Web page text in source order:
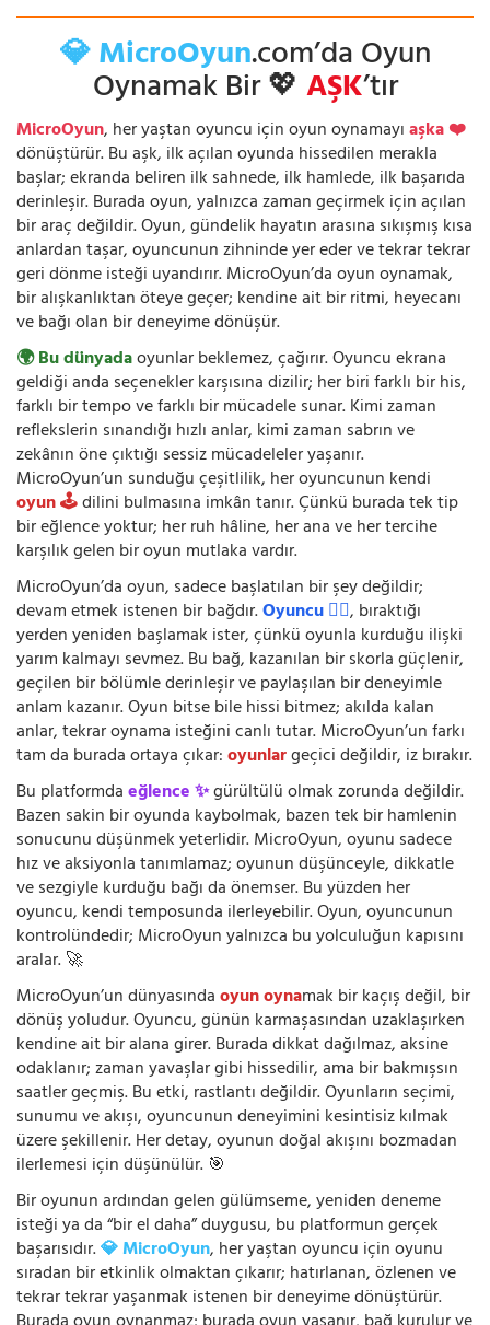
💎 MicroOyun.com’da Oyun
Oynamak Bir 💖AŞK’tır
MicroOyun, her yaştan oyuncu için oyun oynamayıaşka ❤️
dönüştürür. Bu aşk, ilk açılan oyunda hissedilen merakla
başlar; ekranda beliren ilk sahnede, ilk hamlede, ilk başarıda
derinleşir. Burada oyun, yalnızca zaman geçirmek için açılan
bir araç değildir. Oyun, gündelik hayatın arasına sıkışmış kısa
anlardan taşar, oyuncunun zihninde yer eder ve tekrar tekrar
geri dönme isteği uyandırır. MicroOyun’da oyun oynamak,
bir alışkanlıktan öteye geçer; kendine ait bir ritmi, heyecanı
ve bağı olan bir deneyime dönüşür.
🌍 Bu dünyadaoyunlar beklemez, çağırır. Oyuncu ekrana
geldiği anda seçenekler karşısına dizilir; her biri farklı bir his,
farklı bir tempo ve farklı bir mücadele sunar. Kimi zaman
reflekslerin sınandığı hızlı anlar, kimi zaman sabrın ve
zekânın öne çıktığı sessiz mücadeleler yaşanır.
MicroOyun’un sunduğu çeşitlilik, her oyuncunun kendi
oyun 🕹️dilini bulmasına imkân tanır. Çünkü burada tek tip
bir eğlence yoktur; her ruh hâline, her ana ve her tercihe
karşılık gelen bir oyun mutlaka vardır.
MicroOyun’da oyun, sadece başlatılan bir şey değildir;
devam etmek istenen bir bağdır.Oyuncu 🧍‍♂️, bıraktığı
yerden yeniden başlamak ister, çünkü oyunla kurduğu ilişki
yarım kalmayı sevmez. Bu bağ, kazanılan bir skorla güçlenir,
geçilen bir bölümle derinleşir ve paylaşılan bir deneyimle
anlam kazanır. Oyun bitse bile hissi bitmez; akılda kalan
anlar, tekrar oynama isteğini canlı tutar. MicroOyun’un farkı
tam da burada ortaya çıkar:oyunlargeçici değildir, iz bırakır.
Bu platformdaeğlence ✨gürültülü olmak zorunda değildir.
Bazen sakin bir oyunda kaybolmak, bazen tek bir hamlenin
sonucunu düşünmek yeterlidir. MicroOyun, oyunu sadece
hız ve aksiyonla tanımlamaz; oyunun düşünceyle, dikkatle
ve sezgiyle kurduğu bağı da önemser. Bu yüzden her
oyuncu, kendi temposunda ilerleyebilir. Oyun, oyuncunun
kontrolündedir; MicroOyun yalnızca bu yolculuğun kapısını
aralar. 🚀
MicroOyun’un dünyasındaoyun oynamak bir kaçış değil, bir
dönüş yoludur. Oyuncu, günün karmaşasından uzaklaşırken
kendine ait bir alana girer. Burada dikkat dağılmaz, aksine
odaklanır; zaman yavaşlar gibi hissedilir, ama bir bakmışsın
saatler geçmiş. Bu etki, rastlantı değildir. Oyunların seçimi,
sunumu ve akışı, oyuncunun deneyimini kesintisiz kılmak
üzere şekillenir. Her detay, oyunun doğal akışını bozmadan
ilerlemesi için düşünülür. 🎯
Bir oyunun ardından gelen gülümseme, yeniden deneme
isteği ya da “bir el daha” duygusu, bu platformun gerçek
başarısıdır.💎 MicroOyun, her yaştan oyuncu için oyunu
sıradan bir etkinlik olmaktan çıkarır; hatırlanan, özlenen ve
tekrar tekrar yaşanmak istenen bir deneyime dönüştürür.